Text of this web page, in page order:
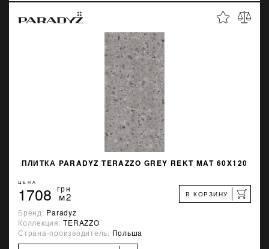
ПЛИТКА PARADYZ TERAZZO GREY REKT MAT 60X120
ЦЕНА
1708 грн
м2 В КОРЗИНУ
Бренд: Paradyz
Коллекция:TERAZZO
Страна-производитель: Польша